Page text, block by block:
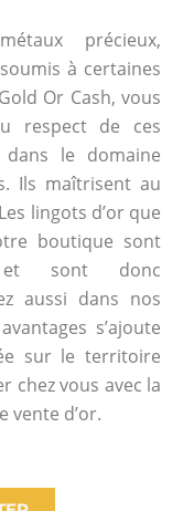
précieux,
à certaines
Or Cash, vous
respect de ces
le domaine
Ils maîtrisent au
lingots d’or que
boutique sont
et sont donc
aussi dans nos
s’ajoute
sur le territoire
chez vous avec la
vente d’or.